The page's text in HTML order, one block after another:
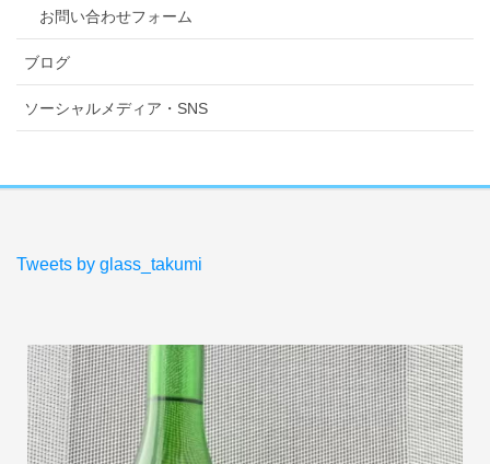
お問い合わせフォーム
ブログ
ソーシャルメディア・SNS
Tweets by glass_takumi